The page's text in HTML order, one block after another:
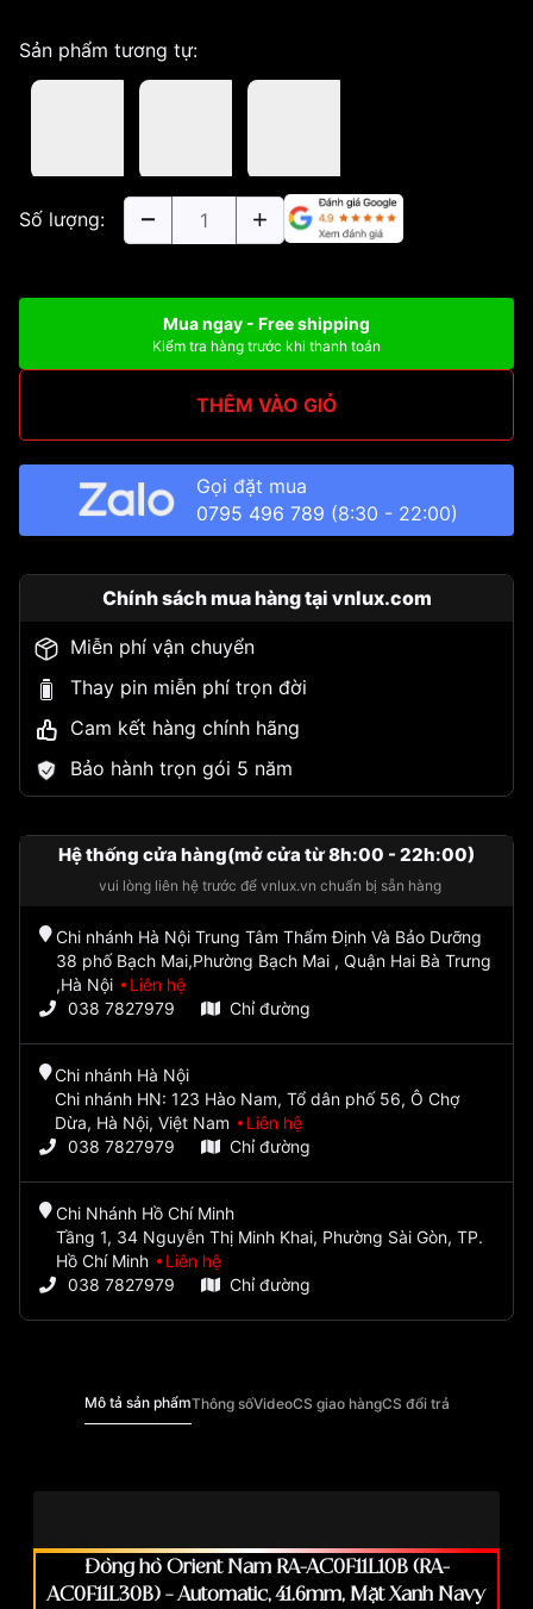
Sản phẩm tương tự:
Số lượng:
Mua ngay - Free shipping
Kiểm tra hàng trước khi thanh toán
THÊM VÀO GIỎ
Gọi đặt mua
0795 496 789 (8:30 - 22:00)
Chính sách mua hàng tại vnlux.com
Miễn phí vận chuyển
Thay pin miễn phí trọn đời
Cam kết hàng chính hãng
Bảo hành trọn gói 5 năm
Hệ thống cửa hàng(mở cửa từ 8h:00 - 22h:00)
vui lòng liên hệ trước để vnlux.vn chuẩn bị sẵn hàng
Chi nhánh Hà Nội Trung Tâm Thẩm Định Và Bảo Dưỡng
38 phố Bạch Mai,Phường Bạch Mai , Quận Hai Bà Trưng
,Hà Nội
Liên hệ
038 7827979
Chỉ đường
Chi nhánh Hà Nội
Chi nhánh HN: 123 Hào Nam, Tổ dân phố 56, Ô Chợ
Dừa, Hà Nội, Việt Nam
Liên hệ
038 7827979
Chỉ đường
Chi Nhánh Hồ Chí Minh
Tầng 1, 34 Nguyễn Thị Minh Khai, Phường Sài Gòn, TP.
Hồ Chí Minh
Liên hệ
038 7827979
Chỉ đường
Mô tả sản phẩmThông sốVideoCS giao hàngCS đổi trả
Đồng hồ Orient Nam RA-AC0F11L10B (RA-
AC0F11L30B) – Automatic, 41.6mm, Mặt Xanh Navy